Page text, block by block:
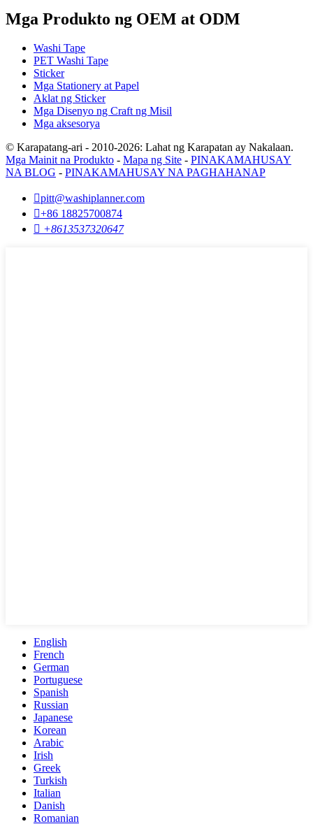
Mga Produkto ng OEM at ODM
Washi Tape
PET Washi Tape
Sticker
Mga Stationery at Papel
Aklat ng Sticker
Mga Disenyo ng Craft ng Misil
Mga aksesorya
© Karapatang-ari - 2010-2026: Lahat ng Karapatan ay Nakalaan.
Mga Mainit na Produkto - Mapa ng Site - PINAKAMAHUSAY
NA BLOG - PINAKAMAHUSAY NA PAGHAHANAP
pitt@washiplanner.com
+86 18825700874
 +8613537320647
English
French
German
Portuguese
Spanish
Russian
Japanese
Korean
Arabic
Irish
Greek
Turkish
Italian
Danish
Romanian